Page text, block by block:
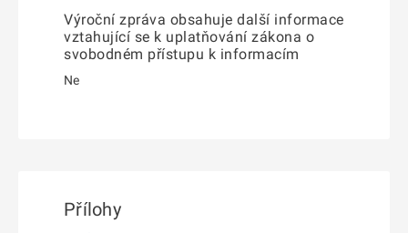
Výroční zpráva obsahuje další informace
vztahující se k uplatňování zákona o
svobodném přístupu k informacím
Ne
Přílohy